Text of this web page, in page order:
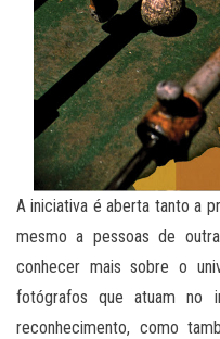
A iniciativa é aberta tanto a
mesmo a pessoas de
conhecer mais sobre o
fotógrafos que atuam no
reconhecimento, como